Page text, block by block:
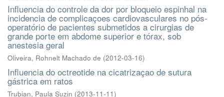
Influencia do controle da dor por bloqueio espinhal na
incidencia de complicaçoes cardiovasculares no pós-
operatório de pacientes submetidos a cirurgias de
grande porte em abdome superior e tórax, sob
anestesia geral
Oliveira, Rohnelt Machado de (2012-03-16)
Influencia do octreotide na cicatrizaçao de sutura
gástrica em ratos
Trubian, Paula Suzin (2013-11-11)